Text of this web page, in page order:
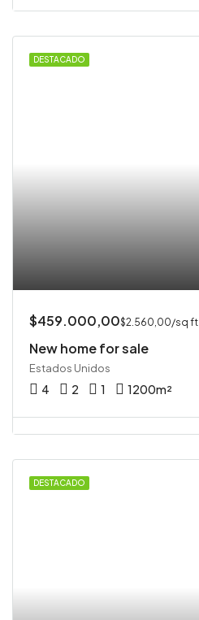
DESTACADO
$459.000,00$2.560,00/sq ft
New home for sale
Estados Unidos
4 2 1 1200m²
DESTACADO